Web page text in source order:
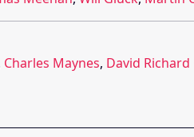
Charles Maynes, David